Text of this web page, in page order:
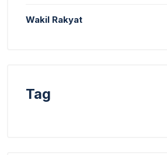
Wakil Rakyat
Tag